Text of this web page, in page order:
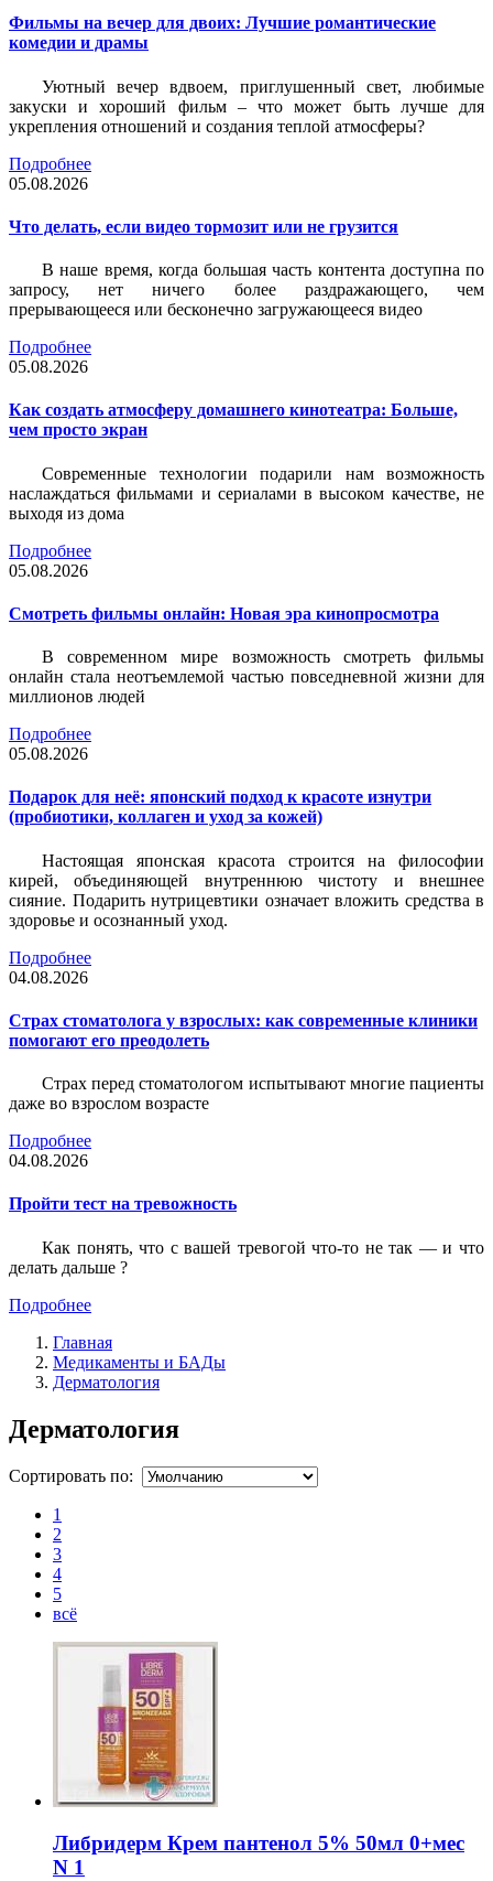
Фильмы на вечер для двоих: Лучшие романтические
комедии и драмы
Уютный вечер вдвоем, приглушенный свет, любимые
закуски и хороший фильм – что может быть лучше для
укрепления отношений и создания теплой атмосферы?
Подробнее
05.08.2026
Что делать, если видео тормозит или не грузится
В наше время, когда большая часть контента доступна по
запросу, нет ничего более раздражающего, чем
прерывающееся или бесконечно загружающееся видео
Подробнее
05.08.2026
Как создать атмосферу домашнего кинотеатра: Больше,
чем просто экран
Современные технологии подарили нам возможность
наслаждаться фильмами и сериалами в высоком качестве, не
выходя из дома
Подробнее
05.08.2026
Смотреть фильмы онлайн: Новая эра кинопросмотра
В современном мире возможность смотреть фильмы
онлайн стала неотъемлемой частью повседневной жизни для
миллионов людей
Подробнее
05.08.2026
Подарок для неё: японский подход к красоте изнутри
(пробиотики, коллаген и уход за кожей)
Настоящая японская красота строится на философии
кирей, объединяющей внутреннюю чистоту и внешнее
сияние. Подарить нутрицевтики означает вложить средства в
здоровье и осознанный уход.
Подробнее
04.08.2026
Страх стоматолога у взрослых: как современные клиники
помогают его преодолеть
Страх перед стоматологом испытывают многие пациенты
даже во взрослом возрасте
Подробнее
04.08.2026
Пройти тест на тревожность
Как понять, что с вашей тревогой что-то не так — и что
делать дальше ?
Подробнее
Главная
Медикаменты и БАДы
Дерматология
Дерматология
Сортировать по:
1
2
3
4
5
всё
Либридерм Крем пантенол 5% 50мл 0+мес
N 1